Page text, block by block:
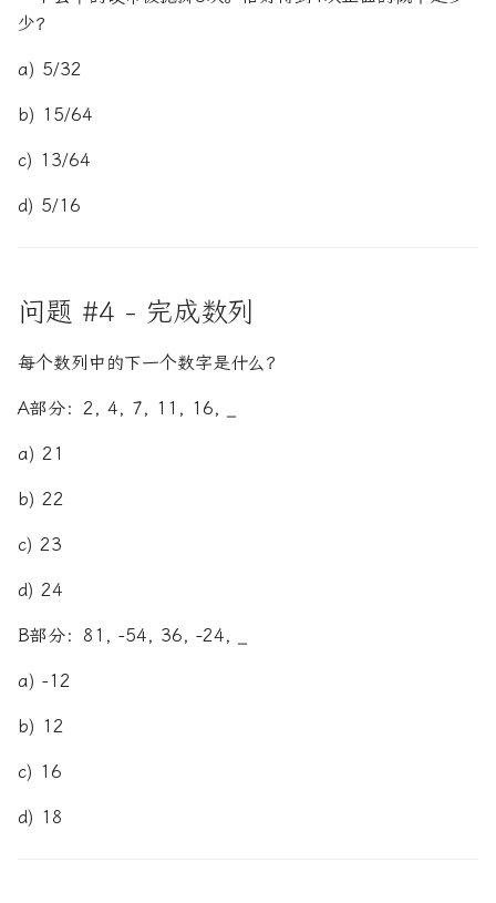
少？
a) 5/32
b) 15/64
c) 13/64
d) 5/16
问题 #4 - 完成数列
每个数列中的下一个数字是什么？
A部分：2, 4, 7, 11, 16, _
a) 21
b) 22
c) 23
d) 24
B部分：81, -54, 36, -24, _
a) -12
b) 12
c) 16
d) 18